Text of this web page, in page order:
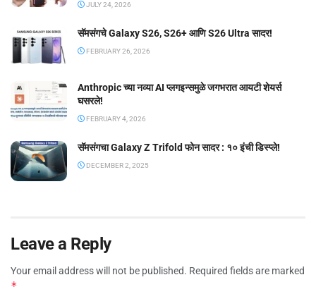
JULY 24, 2026
सॅमसंगचे Galaxy S26, S26+ आणि S26 Ultra सादर!
FEBRUARY 26, 2026
Anthropic च्या नव्या AI प्लगइन्समुळे जगभरात आयटी शेयर्स
घसरले!
FEBRUARY 4, 2026
सॅमसंगचा Galaxy Z Trifold फोन सादर : १० इंची डिस्प्ले!
DECEMBER 2, 2025
Leave a Reply
Your email address will not be published. Required fields are marked
*